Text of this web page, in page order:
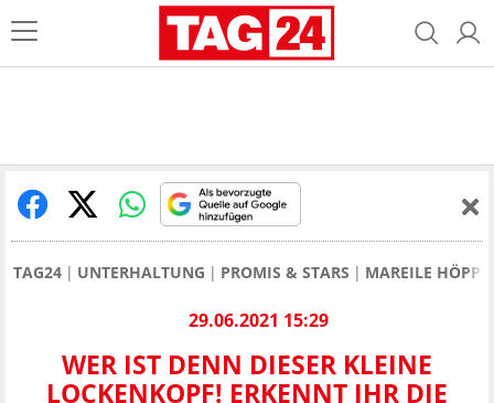
TAG24 UNTERHALTUNG PROMIS & STARS MAREILE
29.06.2021 15:29
WER IST DENN DIESER KLEINE
LOCKENKOPF! ERKENNT IHR DIE